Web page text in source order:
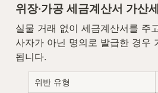
위장·가공 세금계산서 가산세
실물 거래 없이 세금계산서를 주
사자가 아닌 명의로 발급한 경우
됩니다.
위반 유형